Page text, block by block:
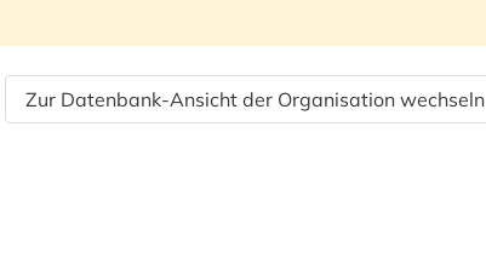
Zur Datenbank-Ansicht der Organisation wechseln